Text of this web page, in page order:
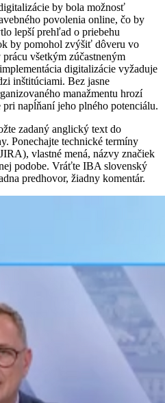
by bola možnosť
povolenia online, čo by
lepší prehľad o priebehu
by pomohol zvýšiť dôveru vo
všetkým zúčastneným
digitalizácie vyžaduje
inštitúciami. Bez jasne
manažmentu hrozí
napĺňaní jeho plného potenciálu.
zadaný anglický text do
Ponechajte technické termíny
vlastné mená, názvy značiek
podobe. Vráťte IBA slovenský
predhovor, žiadny komentár.